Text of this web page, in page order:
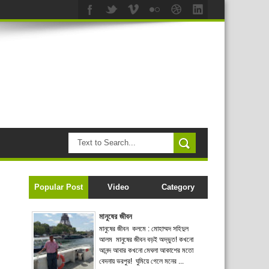
Popular Post Video Category
মানুষের জীবন
মানুষের জীবন কলমে : মোহাম্মদ সহিদুল
আলম মানুষের জীবন বড়ই অদ্ভুত! কখনো
আনন্দ আবার কখনো মেঘলা আকাশের মতো
বেদনায় ভরপুর! ঘুমিয়ে গেলে মনের ...